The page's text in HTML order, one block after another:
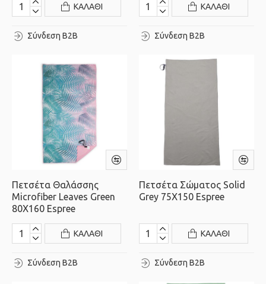
ΚΑΛΆΘΙ
Σύνδεση B2B
ΚΑΛΆΘΙ
Σύνδεση B2B
Πετσέτα Θαλάσσης
Microfiber Leaves Green
80X160 Espree
ΚΑΛΆΘΙ
Σύνδεση B2B
Πετσέτα Σώματος Solid
Grey 75X150 Espree
ΚΑΛΆΘΙ
Σύνδεση B2B